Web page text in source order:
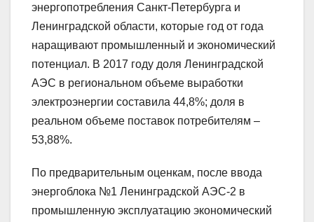
энергопотребления Санкт-Петербурга и
Ленинградской области, которые год от года
наращивают промышленный и экономический
потенциал. В 2017 году доля Ленинградской
АЭС в региональном объеме выработки
электроэнергии составила 44,8%; доля в
реальном объеме поставок потребителям –
53,88%.
По предварительным оценкам, после ввода
энергоблока №1 Ленинградской АЭС-2 в
промышленную эксплуатацию экономический